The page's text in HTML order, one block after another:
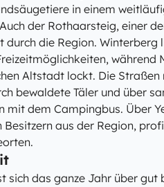
in einem
der Rothaarsteig, einer
durch die Region.
während
Altstadt lockt. Die Straßen
bewaldete Täler und über
mit dem Campingbus. Über
aus der Region,
sich das ganze Jahr über gut